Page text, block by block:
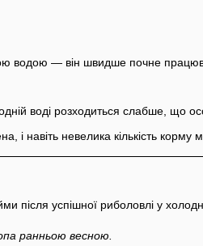
водою — він швидше почне
воді розходиться слабше, що
навіть невелика кількість
ранньою весною.